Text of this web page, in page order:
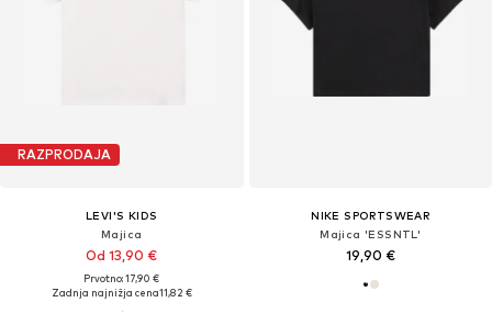
RAZPRODAJA
LEVI'S KIDS
Majica
Od 13,90 €
Prvotno: 17,90 €
Zadnja najnižja cena11,82 €
NIKE SPORTSWEAR
Majica 'ESSNTL'
19,90 €